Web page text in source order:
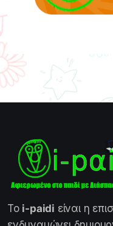
Το i-paidi είναι η